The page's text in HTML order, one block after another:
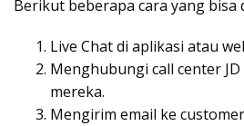
Berikut beberapa cara yang bisa
Live Chat di aplikasi atau
Menghubungi call center
mereka.
Mengirim email ke customer